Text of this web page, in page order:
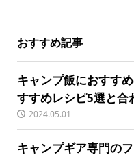
おすすめ記事
キャンプ飯におすす
すすめレシピ5選と合
2024.05.01
キャンプギア専門の